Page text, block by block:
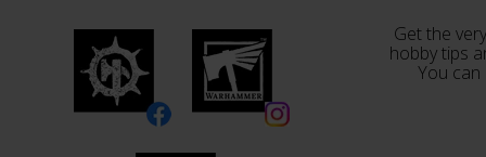
Get the
hobby tips
You